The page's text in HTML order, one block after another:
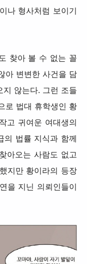
나 형사처럼 보이기
찾아 볼 수 없는 꼴
아 변변한 사건을 담
지 않는다. 그런 조들
로 법대 휴학생인 황
고 귀여운 여대생의
의 법률 지식과 함께
아오는 사람도 없고
지만 황이라의 등장
을 지닌 의뢰인들이